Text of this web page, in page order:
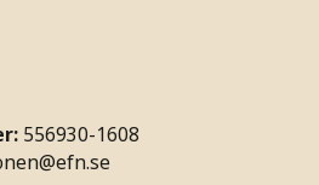
556930-1608